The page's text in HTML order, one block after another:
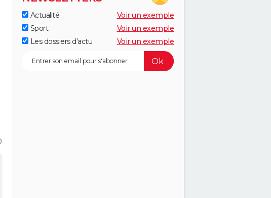
Actualité
Voir un exemple
Sport
Voir un exemple
Les dossiers d'actu
Voir un exemple